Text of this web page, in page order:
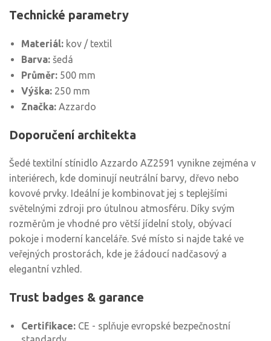
Technické parametry
Materiál: kov / textil
Barva: šedá
Průměr: 500 mm
Výška: 250 mm
Značka: Azzardo
Doporučení architekta
Šedé textilní stínidlo Azzardo AZ2591 vynikne zejména v
interiérech, kde dominují neutrální barvy, dřevo nebo
kovové prvky. Ideální je kombinovat jej s teplejšími
světelnými zdroji pro útulnou atmosféru. Díky svým
rozměrům je vhodné pro větší jídelní stoly, obývací
pokoje i moderní kanceláře. Své místo si najde také ve
veřejných prostorách, kde je žádoucí nadčasový a
elegantní vzhled.
Trust badges & garance
Certifikace: CE - splňuje evropské bezpečnostní